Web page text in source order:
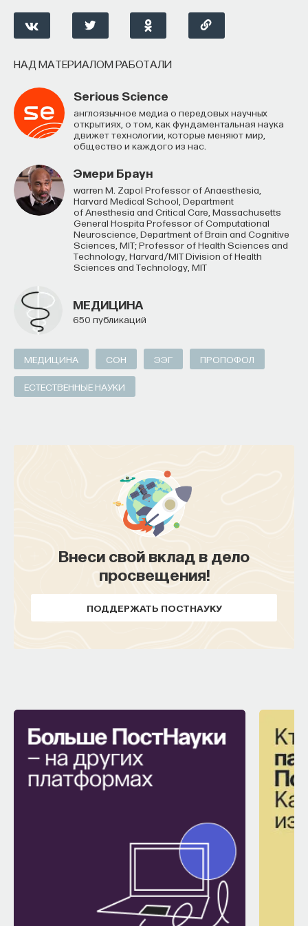
НАД МАТЕРИАЛОМ РАБОТАЛИ
Serious Science
Англоязычное медиа о передовых научных
открытиях, о том, как фундаментальная наука
движет технологии, которые меняют мир,
общество и каждого из нас.
Эмери Браун
Warren M. Zapol Professor of Anaesthesia,
Harvard Medical School, Department
of Anesthesia and Critical Care, Massachusetts
General Hospita Professor of Computational
Neuroscience, Department of Brain and Cognitive
Sciences, MIT; Professor of Health Sciences and
Technology, Harvard/MIT Division of Health
Sciences and Technology, MIT
МЕДИЦИНА
650 публикаций
МЕДИЦИНА СОН ЭЭГ ПРОПОФОЛ
ЕСТЕСТВЕННЫЕ НАУКИ
Внеси свой вклад в дело
просвещения!
ПОДДЕРЖАТЬ ПОСТНАУКУ
Внеси свой вклад в дело
просвещения!